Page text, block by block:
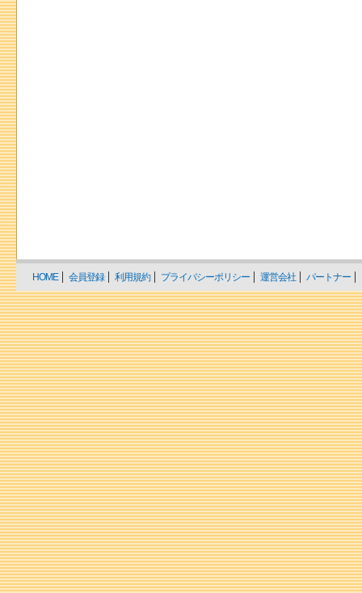
HOME 会員登録 利用規約 プライバシーポリシー 運営会社 パートナー